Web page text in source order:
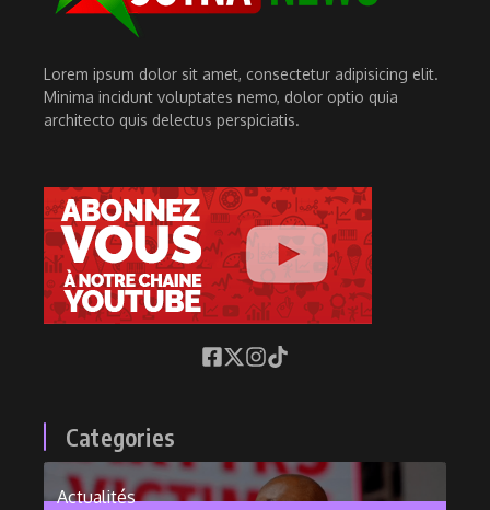
Lorem ipsum dolor sit amet, consectetur adipisicing elit.
Minima incidunt voluptates nemo, dolor optio quia
architecto quis delectus perspiciatis.
Categories
Actualités